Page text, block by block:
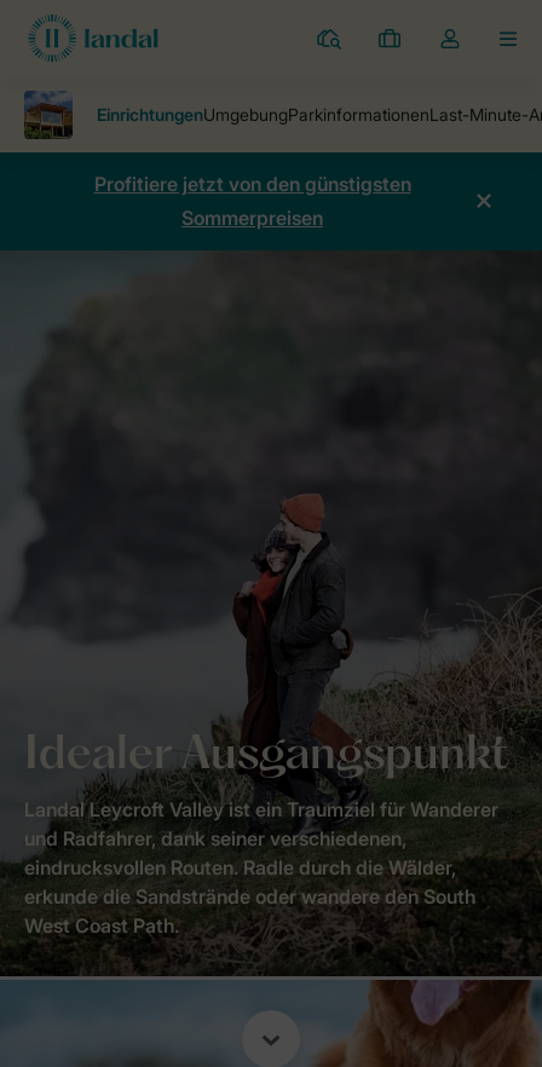
Ferienparks
Meine
Dropdown-
öffnen
Profitiere jetzt von den günstigsten
Sommerpreisen
Idealer Ausgangspunkt
Landal Leycroft Valley ist ein Traumziel für Wanderer
und Radfahrer, dank seiner verschiedenen,
eindrucksvollen Routen. Radle durch die Wälder,
erkunde die Sandstrände oder wandere den South
West Coast Path.